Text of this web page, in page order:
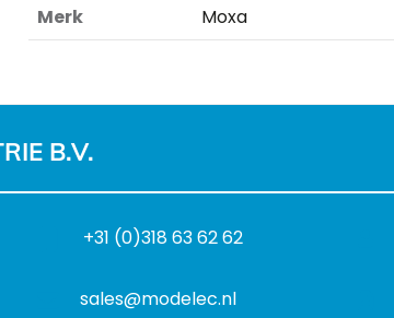
Merk Moxa
B.V.
+31 (0)318 63 62 62
sales@modelec.nl